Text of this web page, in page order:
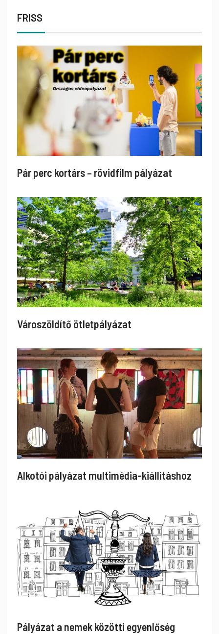
FRISS
Pár perc kortárs – rövidfilm pályázat
Városzöldítő ötletpályázat
Alkotói pályázat multimédia-kiállításhoz
Pályázat a nemek közötti egyenlőség